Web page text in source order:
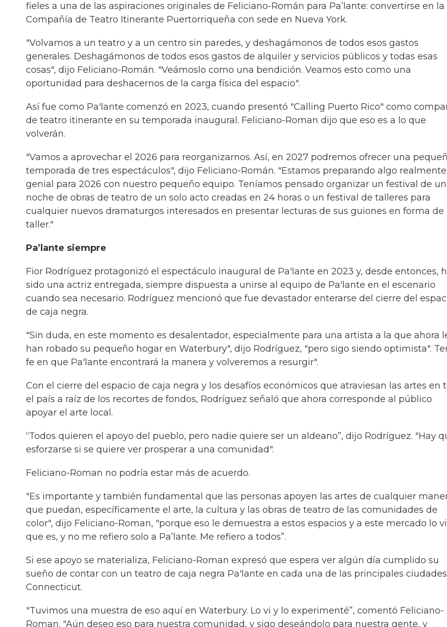
fieles a una de las aspiraciones originales de Feliciano-Román para Pa’lante: convertirse en la
Compañía de Teatro Itinerante Puertorriqueña con sede en Nueva York.
"Volvamos a un teatro y a un centro sin paredes, y deshagámonos de todos esos gastos
generales. Deshagámonos de todos esos gastos de alquiler y servicios públicos y todas esas
cosas", dijo Feliciano-Román. "Veámoslo como una bendición. Veamos esto como una
oportunidad para deshacernos de la carga física del espacio".
Así fue como Pa'lante comenzó en 2023, cuando presentó "Calling Puerto Rico" como
de teatro itinerante en su temporada inaugural. Feliciano-Roman dijo que eso es a lo que
volverán.
"Vamos a aprovechar el 2026 para reorganizarnos. Así, en 2027 podremos ofrecer una
temporada de tres espectáculos", dijo Feliciano-Román. "Estamos preparando algo realmente
genial para 2026 con nuestro pequeño equipo. Teníamos pensado organizar un festival de
noche de obras de teatro de un solo acto creadas en 24 horas o un festival de talleres para
cualquier nuevos dramaturgos interesados en presentar lecturas de sus guiones en forma de
taller."
Pa’lante siempre
Fior Rodríguez protagonizó el espectáculo inaugural de Pa'lante en 2023 y, desde entonces,
sido una actriz entregada, siempre dispuesta a unirse al equipo de Pa'lante en el escenario
cuando sea necesario. Rodríguez mencionó que fue devastador enterarse del cierre del
de caja negra.
"Sin duda, en este momento es desalentador, especialmente para una artista a la que ahora
han robado su pequeño hogar en Waterbury", dijo Rodríguez, "pero sigo siendo optimista".
fe en que Pa'lante encontrará la manera y volveremos a resurgir".
Con el cierre del espacio de caja negra y los desafíos económicos que atraviesan las artes en
el país a raíz de los recortes de fondos, Rodríguez señaló que ahora corresponde al público
apoyar el arte local.
“Todos quieren el apoyo del pueblo, pero nadie quiere ser un aldeano”, dijo Rodríguez. "Hay
esforzarse si se quiere ver prosperar a una comunidad".
Feliciano-Roman no podría estar más de acuerdo.
"Es importante y también fundamental que las personas apoyen las artes de cualquier
que puedan, específicamente el arte, la cultura y las obras de teatro de las comunidades de
color", dijo Feliciano-Roman, "porque eso le demuestra a estos espacios y a este mercado lo
que es, y no me refiero solo a Pa’lante. Me refiero a todos”.
Si ese apoyo se materializa, Feliciano-Roman expresó que espera ver algún día cumplido su
sueño de contar con un teatro de caja negra Pa'lante en cada una de las principales
Connecticut.
"Tuvimos una muestra de eso aquí en Waterbury. Lo vi y lo experimenté”, comentó Feliciano-
Roman. "Aún deseo eso para nuestra comunidad, y sigo deseándolo para nuestra gente, y